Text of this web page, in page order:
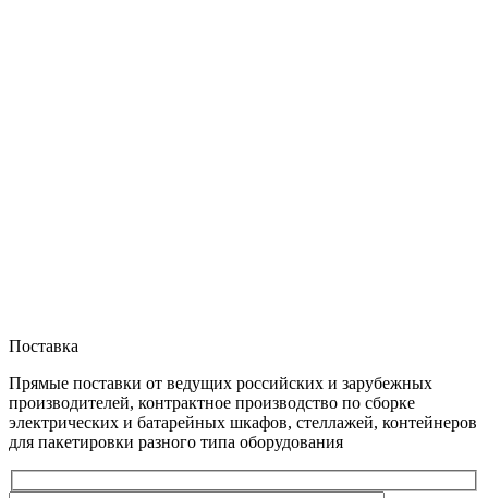
Поставка
Прямые поставки от ведущих российских и зарубежных
производителей, контрактное производство по сборке
электрических и батарейных шкафов, стеллажей, контейнеров
для пакетировки разного типа оборудования